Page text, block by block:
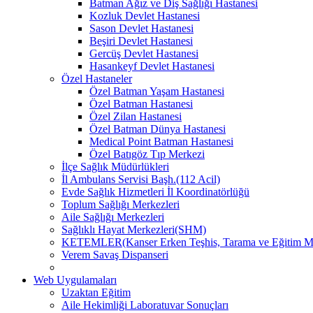
Batman Ağız ve Diş Sağlığı Hastanesi
Kozluk Devlet Hastanesi
Sason Devlet Hastanesi
Beşiri Devlet Hastanesi
Gercüş Devlet Hastanesi
Hasankeyf Devlet Hastanesi
Özel Hastaneler
Özel Batman Yaşam Hastanesi
Özel Batman Hastanesi
Özel Zilan Hastanesi
Özel Batman Dünya Hastanesi
Medical Point Batman Hastanesi
Özel Batıgöz Tıp Merkezi
İlçe Sağlık Müdürlükleri
İl Ambulans Servisi Başh.(112 Acil)
Evde Sağlık Hizmetleri İl Koordinatörlüğü
Toplum Sağlığı Merkezleri
Aile Sağlığı Merkezleri
Sağlıklı Hayat Merkezleri(SHM)
KETEMLER(Kanser Erken Teşhis, Tarama ve Eğitim
Verem Savaş Dispanseri
Web Uygulamaları
Uzaktan Eğitim
Aile Hekimliği Laboratuvar Sonuçları